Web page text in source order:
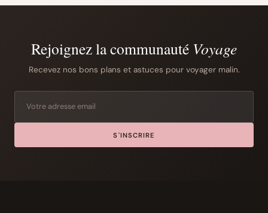
Rejoignez la communauté Voyage
Recevez nos bons plans et astuces pour voyager malin.
S'INSCRIRE